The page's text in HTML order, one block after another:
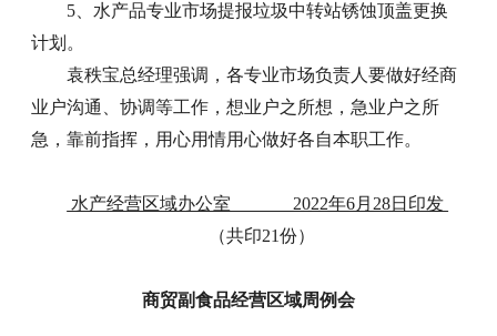
5、水产品专业市场提报垃圾中转站锈蚀顶盖更换
计划。
袁秩宝总经理强调，各专业市场负责人要做好经商
业户沟通、协调等工作，想业户之所想，急业户之所
急，靠前指挥，用心用情用心做好各自本职工作。
水产经营区域办公室 2022年6月28日印发
（共印21份）
商贸副食品经营区域周例会